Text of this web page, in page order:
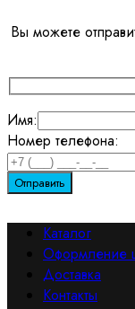
Вы можете
Имя:
Номер телефона:
Каталог
Оформление
Доставка
Контакты